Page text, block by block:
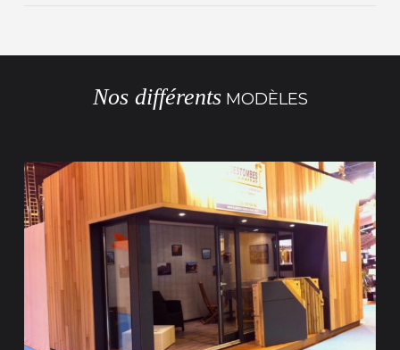
Nos différentsMODÈLES